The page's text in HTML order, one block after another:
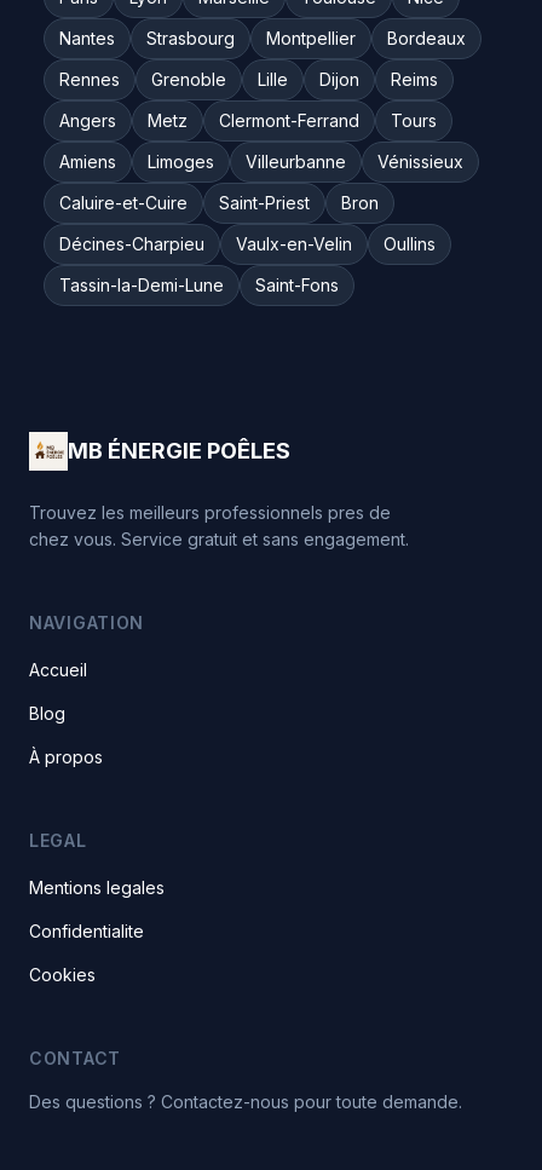
Nantes
Strasbourg Montpellier
Bordeaux
Rennes
Grenoble Lille Dijon
Reims
Angers
Metz Clermont-Ferrand
Tours
Amiens
Limoges Villeurbanne
Vénissieux
Caluire-et-Cuire
Saint-Priest
Bron
Décines-Charpieu
Vaulx-en-Velin
Oullins
Tassin-la-Demi-Lune
Saint-Fons
MB ÉNERGIE POÊLES
Trouvez les meilleurs professionnels pres de
chez vous. Service gratuit et sans engagement.
NAVIGATION
Accueil
Blog
À propos
LEGAL
Mentions legales
Confidentialite
Cookies
CONTACT
Des questions ? Contactez-nous pour toute demande.